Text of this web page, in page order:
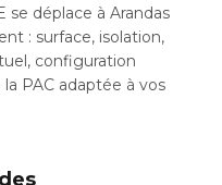
se déplace à Arandas
: surface, isolation,
configuration
PAC adaptée à vos